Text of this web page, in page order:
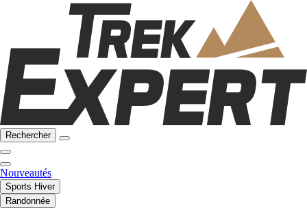
Rechercher
Nouveautés
Sports Hiver
Randonnée